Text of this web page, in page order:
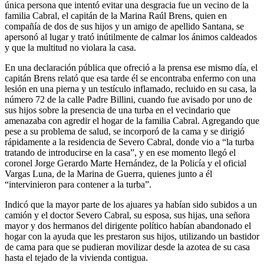
única persona que intentó evitar una desgracia fue un vecino de la
familia Cabral, el capitán de la Marina Raúl Brens, quien en
compañía de dos de sus hijos y un amigo de apellido Santana, se
apersonó al lugar y trató inútilmente de calmar los ánimos caldeados
y que la multitud no violara la casa.
En una declaración pública que ofreció a la prensa ese mismo día, el
capitán Brens relató que esa tarde él se encontraba enfermo con una
lesión en una pierna y un testículo inflamado, recluido en su casa, la
número 72 de la calle Padre Billini, cuando fue avisado por uno de
sus hijos sobre la presencia de una turba en el vecindario que
amenazaba con agredir el hogar de la familia Cabral. Agregando que
pese a su problema de salud, se incorporó de la cama y se dirigió
rápidamente a la residencia de Severo Cabral, donde vio a “la turba
tratando de introducirse en la casa”, y en ese momento llegó el
coronel Jorge Gerardo Marte Hernández, de la Policía y el oficial
Vargas Luna, de la Marina de Guerra, quienes junto a él
“intervinieron para contener a la turba”.
Indicó que la mayor parte de los ajuares ya habían sido subidos a un
camión y el doctor Severo Cabral, su esposa, sus hijas, una señora
mayor y dos hermanos del dirigente político habían abandonado el
hogar con la ayuda que les prestaron sus hijos, utilizando un bastidor
de cama para que se pudieran movilizar desde la azotea de su casa
hasta el tejado de la vivienda contigua.